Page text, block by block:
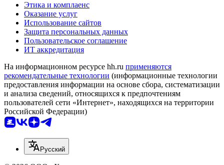
Этика и комплаенс
Оказание услуг
Использование сайтов
Защита персональных данных
Пользовательское соглашение
ИТ аккредитация
На информационном ресурсе hh.ru применяются
рекомендательные технологии (информационные технологии
предоставления информации на основе сбора, систематизации
и анализа сведений, относящихся к предпочтениям
пользователей сети «Интернет», находящихся на территории
Российской Федерации)
Русский